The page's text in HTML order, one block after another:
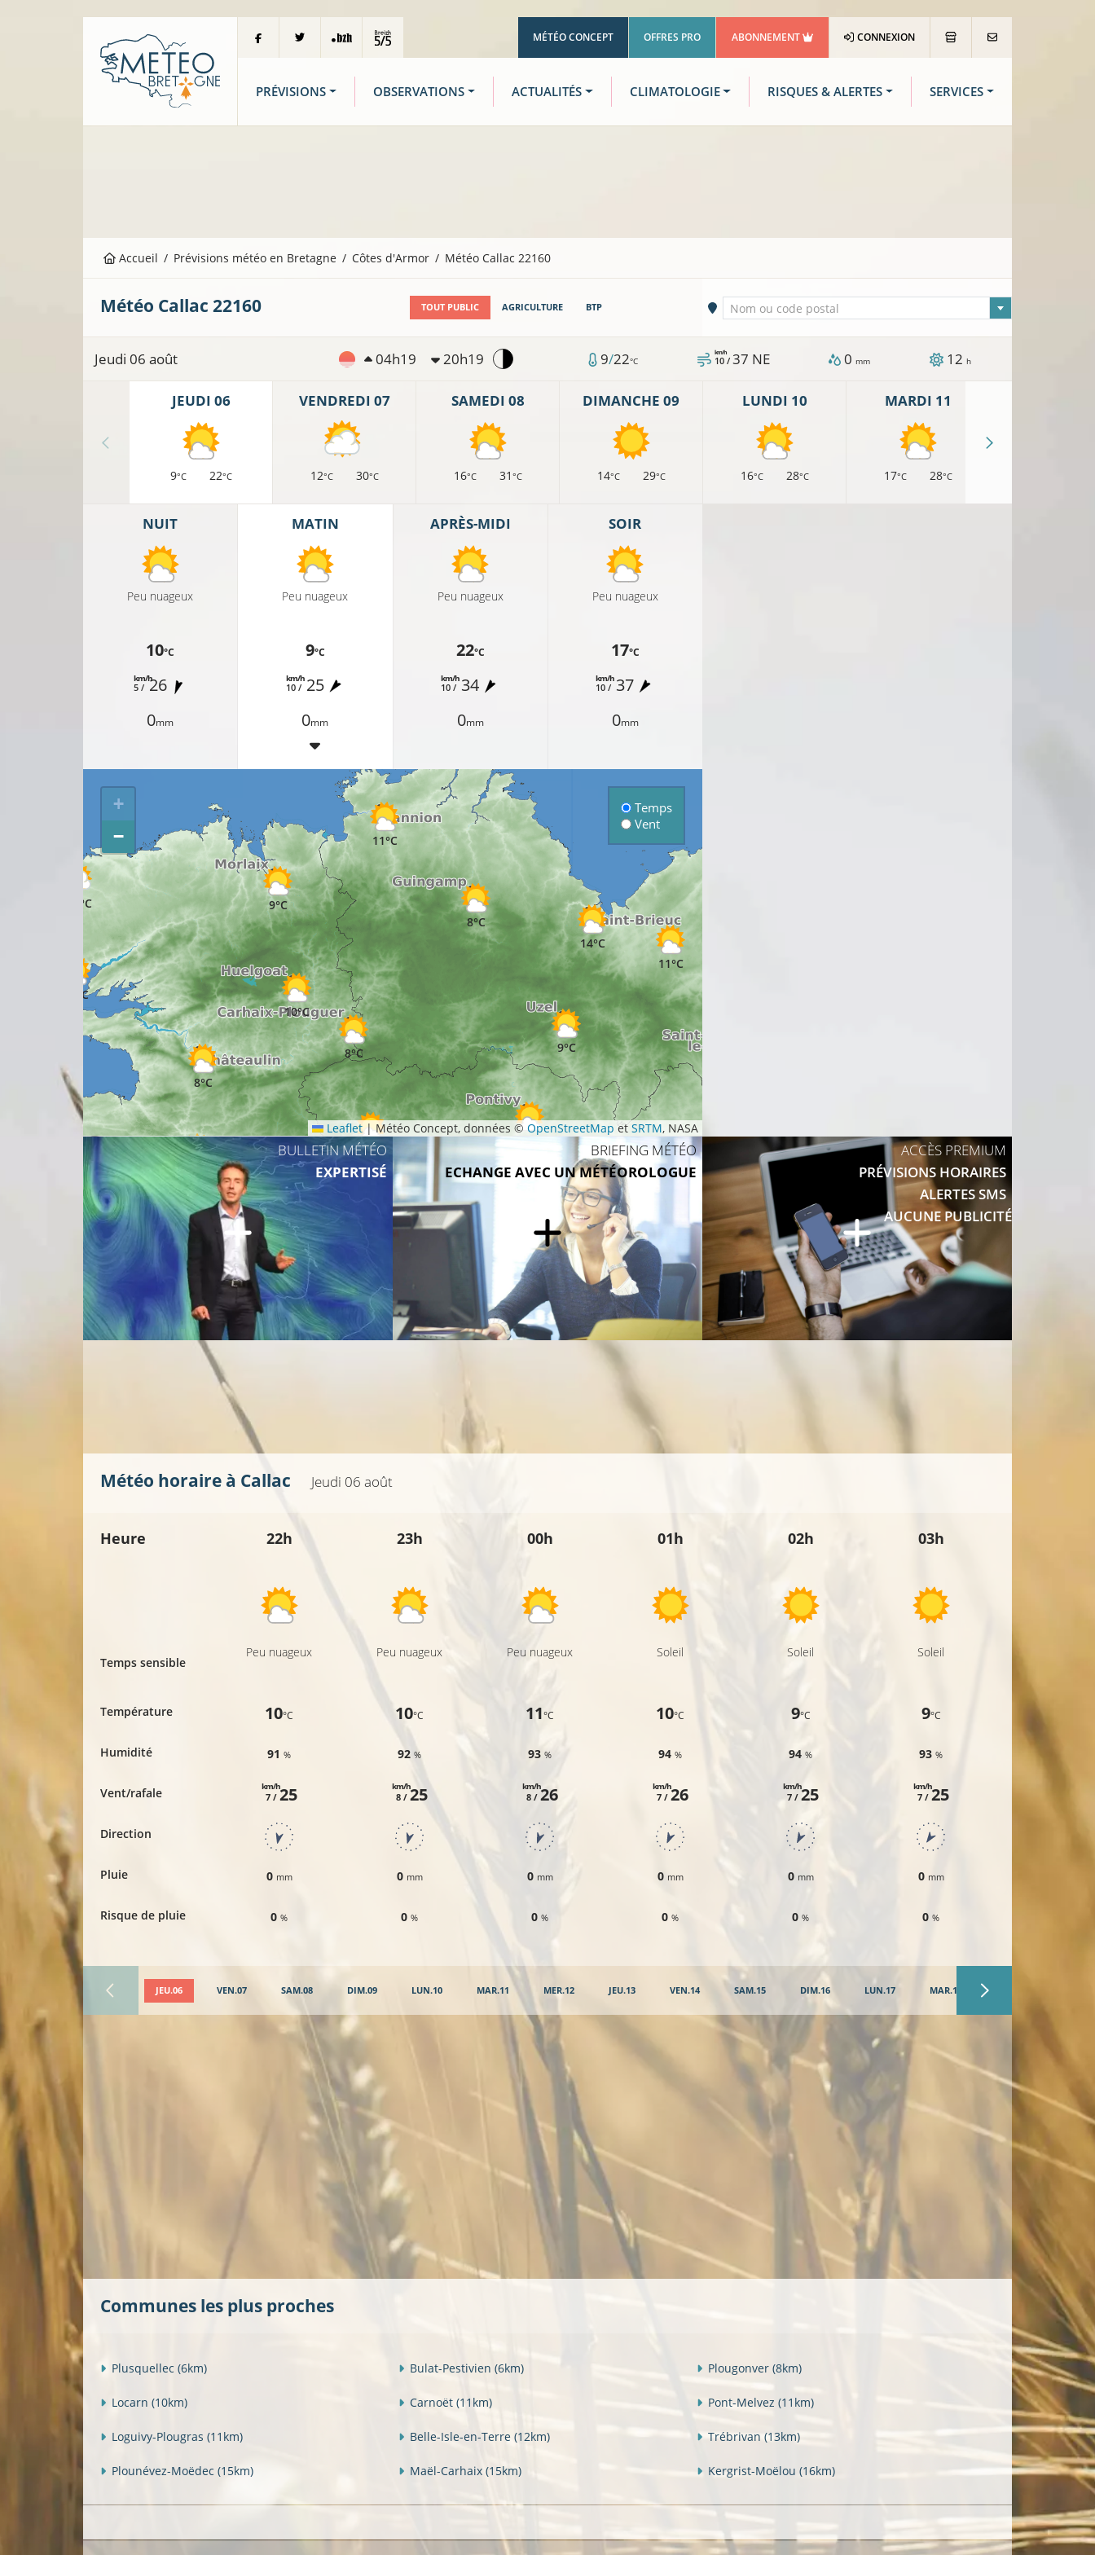
MÉTÉO CONCEPT OFFRES PRO ABONNEMENT CONNEXION
PRÉVISIONS OBSERVATIONS ACTUALITÉS CLIMATOLOGIE RISQUES & ALERTES SERVICES
Accueil Prévisions météo en Bretagne Côtes d'Armor Météo Callac 22160
Météo Callac 22160 TOUT PUBLIC AGRICULTURE BTP Ville sélectionnée
Nom ou code postal
Jeudi 06 août 04h19 20h19 9/22°C 10 /
km/h 37 NE 0 mm 12 h
JEUDI 06
9°C 22°C
VENDREDI 07
12°C 30°C
SAMEDI 08
16°C 31 °C
DIMANCHE 09
14°C 29°C
LUNDI 10
16°C 28°C
MARDI 11
17°C 28°C
NUIT
Peu nuageux
10°C
5 /
km/h26
0mm
MATIN
Peu nuageux
9°C
10 /
km/h 25
0mm
APRÈS-MIDI
Peu nuageux
22°C
10 /
km/h 34
0mm
SOIR
Peu nuageux
17°C
10 /
km/h 37
0mm
10°C
9°C
8°C
13°C
13°C
8°C
8°C
15°C
10°C
9°C
11°C
9°C
8°C
11°C
11°C
14°C
9°C
9°C
8°C
+
−
Temps
Vent
Leaflet |Météo Concept, données © OpenStreetMap et SRTM, NASA
BULLETIN MÉTÉO
EXPERTISÉ
BRIEFING MÉTÉO
ECHANGE AVEC UN MÉTÉOROLOGUE
ACCÈS PREMIUM
PRÉVISIONS HORAIRES
ALERTES SMS
AUCUNE PUBLICITÉ
Météo horaire à Callac Jeudi 06 août
Heure
Temps sensible
Température
Humidité
Vent/rafale
Direction
Pluie
Risque de pluie
22h
Peu nuageux
10°C
91%
7 /
km/h25
0 mm
0%
23h
Peu nuageux
10°C
92%
8 /
km/h25
0 mm
0%
00h
Peu nuageux
11°C
93%
8 /
km/h26
0 mm
0%
01h
Soleil
10°C
94%
7 /
km/h26
0 mm
0%
02h
Soleil
9°C
94%
7 /
km/h25
0 mm
0%
03h
Soleil
9°C
93%
7 /
km/h25
0 mm
0%
JEU.06 VEN.07 SAM.08 DIM.09 LUN.10 MAR.11 MER.12 JEU.13 VEN.14 SAM.15 DIM.16 LUN.17 MAR.18
Communes les plus proches
Plusquellec (6km) Bulat-Pestivien (6km) Plougonver (8km)
Locarn (10km) Carnoët (11km) Pont-Melvez (11km)
Loguivy-Plougras (11km) Belle-Isle-en-Terre (12km) Trébrivan (13km)
Plounévez-Moëdec (15km) Maël-Carhaix (15km) Kergrist-Moëlou (16km)